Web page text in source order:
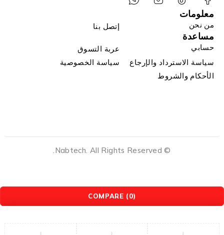
معلومات
من نحن إتصل بنا
مساعدة
حسابي
عربة التسوق
سياسة الاسترداد والإرجاع
سياسة الخصوصية
الأحكام والشروط
© Nabtech. All Rights Reserved.
COMPARE (0)